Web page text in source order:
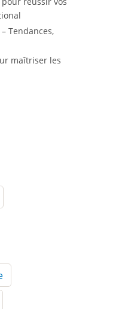
Tendances,
maîtriser les